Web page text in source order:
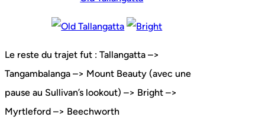
Le reste du trajet fut : Tallangatta –>
Tangambalanga –> Mount Beauty (avec une
pause au Sullivan’s lookout) –> Bright –>
Myrtleford –> Beechworth